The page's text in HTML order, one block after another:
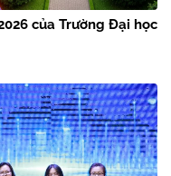
của Trường Đại học